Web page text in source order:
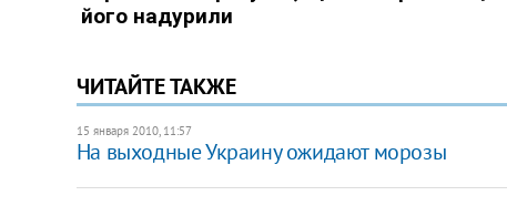
ЧИТАЙТЕ ТАКЖЕ
15 января 2010, 11:57
На выходные Украину ожидают морозы